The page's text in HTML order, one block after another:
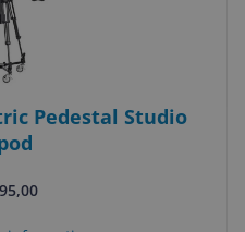
Pedestal Studio